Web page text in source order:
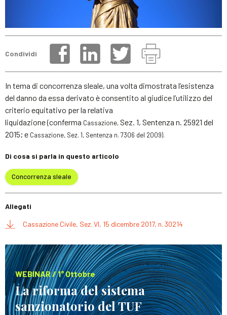
Condividi
In tema di concorrenza sleale, una volta dimostrata l’esistenza
del danno da essa derivato è consentito al giudice l’utilizzo del
criterio equitativo per la relativa
liquidazione (conferma Cassazione, Sez. 1, Sentenza n. 25921 del
2015; e Cassazione, Sez. 1, Sentenza n. 7306 del 2009).
Di cosa si parla in questo articolo
Concorrenza sleale
Allegati
Cassazione Civile, Sez. VI, 15 dicembre 2017, n. 30214
WEBINAR / 1° Ottobre
La riforma del sistema
sanzionatorio del TUF